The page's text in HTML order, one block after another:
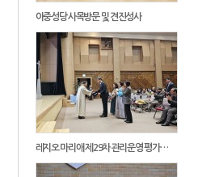
아중성당 사목방문 및 견진성사
레지오 마리애 제29차 관리운영 평가…